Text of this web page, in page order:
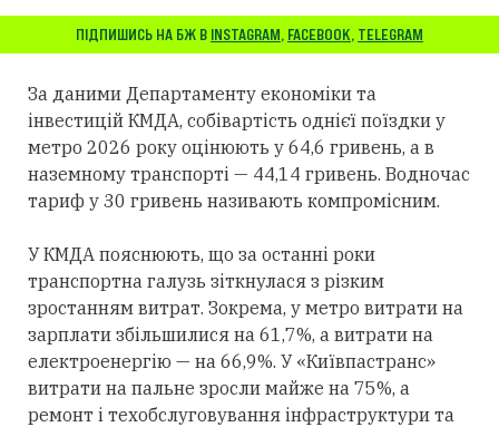
ПІДПИШИСЬ НА БЖ В INSTAGRAM, FACEBOOK, TELEGRAM
За даними Департаменту економіки та
інвестицій КМДА, собівартість однієї поїздки у
метро 2026 року оцінюють у 64,6 гривень, а в
наземному транспорті — 44,14 гривень. Водночас
тариф у 30 гривень називають компромісним.
У КМДА пояснюють, що за останні роки
транспортна галузь зіткнулася з різким
зростанням витрат. Зокрема, у метро витрати на
зарплати збільшилися на 61,7%, а витрати на
електроенергію — на 66,9%. У «Київпастранс»
витрати на пальне зросли майже на 75%, а
ремонт і техобслуговування інфраструктури та